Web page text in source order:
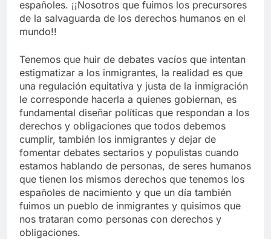
españoles. ¡¡Nosotros que fuimos los precursores
de la salvaguarda de los derechos humanos en el
mundo!!
Tenemos que huir de debates vacíos que intentan
estigmatizar a los inmigrantes, la realidad es que
una regulación equitativa y justa de la inmigración
le corresponde hacerla a quienes gobiernan, es
fundamental diseñar políticas que respondan a los
derechos y obligaciones que todos debemos
cumplir, también los inmigrantes y dejar de
fomentar debates sectarios y populistas cuando
estamos hablando de personas, de seres humanos
que tienen los mismos derechos que tenemos los
españoles de nacimiento y que un día también
fuimos un pueblo de inmigrantes y quisimos que
nos trataran como personas con derechos y
obligaciones.